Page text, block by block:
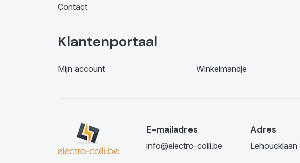
Contact
Klantenportaal
Mijn account Winkelmandje
E-mailadres
info@electro-colli.be
Adres
Lehoucklaan